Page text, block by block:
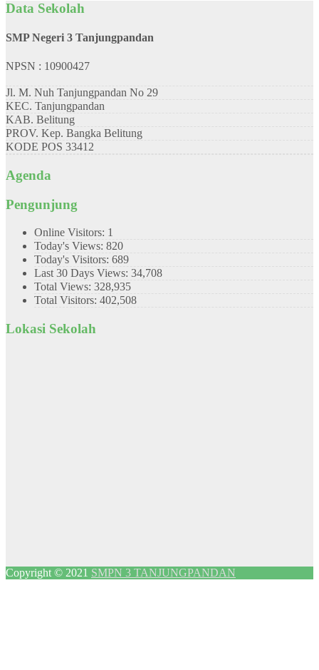
Data Sekolah
SMP Negeri 3 Tanjungpandan
NPSN : 10900427
Jl. M. Nuh Tanjungpandan No 29
KEC. Tanjungpandan
KAB. Belitung
PROV. Kep. Bangka Belitung
KODE POS 33412
Agenda
Pengunjung
Online Visitors: 1
Today's Views: 820
Today's Visitors: 689
Last 30 Days Views: 34,708
Total Views: 328,935
Total Visitors: 402,508
Lokasi Sekolah
Copyright © 2021 SMPN 3 TANJUNGPANDAN